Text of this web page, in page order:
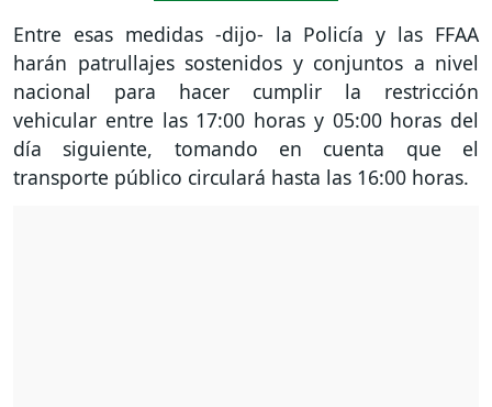
Entre esas medidas -dijo- la Policía y las FFAA
harán patrullajes sostenidos y conjuntos a nivel
nacional para hacer cumplir la restricción
vehicular entre las 17:00 horas y 05:00 horas del
día siguiente, tomando en cuenta que el
transporte público circulará hasta las 16:00 horas.